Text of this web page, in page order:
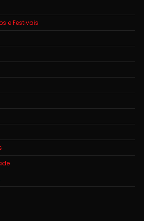
e Festivais